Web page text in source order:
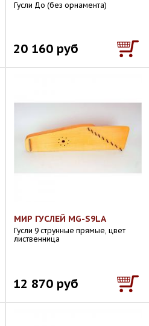
Гусли До (без орнамента)
20 160 руб
МИР ГУСЛЕЙ MG-S9LA
Гусли 9 струнные прямые, цвет
лиственница
12 870 руб